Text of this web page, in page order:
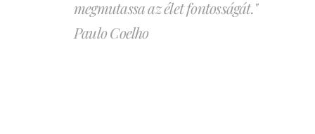
megmutassa az élet fontosságát."
Paulo Coelho